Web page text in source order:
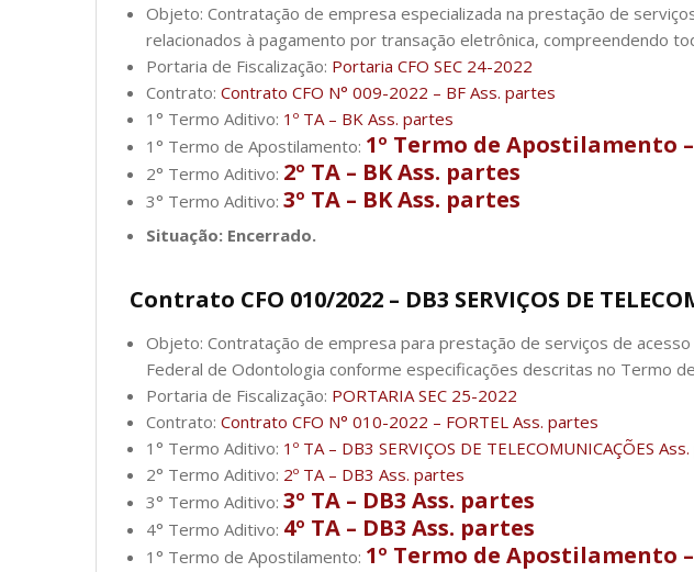
Objeto: Contratação de empresa especializada na prestação de
relacionados à pagamento por transação eletrônica, compreendendo
Portaria de Fiscalização: Portaria CFO SEC 24-2022
Contrato: Contrato CFO N° 009-2022 – BF Ass. partes
1° Termo Aditivo: 1º TA – BK Ass. partes
1° Termo de Apostilamento: 1º Termo de Apostilamento –
2° Termo Aditivo: 2º TA – BK Ass. partes
3° Termo Aditivo: 3º TA – BK Ass. partes
Situação: Encerrado.
Contrato CFO 010/2022 – DB3 SERVIÇOS DE
Objeto: Contratação de empresa para prestação de serviços de
Federal de Odontologia conforme especificações descritas no Termo
Portaria de Fiscalização: PORTARIA SEC 25-2022
Contrato: Contrato CFO N° 010-2022 – FORTEL Ass. partes
1° Termo Aditivo: 1º TA – DB3 SERVIÇOS DE TELECOMUNICAÇÕES
2° Termo Aditivo: 2º TA – DB3 Ass. partes
3° Termo Aditivo: 3º TA – DB3 Ass. partes
4° Termo Aditivo: 4º TA – DB3 Ass. partes
1° Termo de Apostilamento: 1º Termo de Apostilamento –